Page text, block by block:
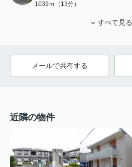
1039ｍ（13分）
すべて見る
メールで共有する
近隣の物件